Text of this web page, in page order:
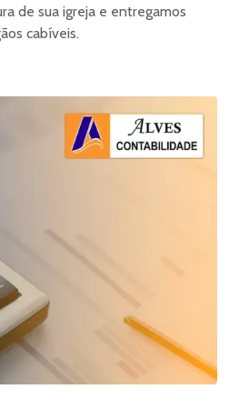
de sua igreja e entregamos
cabíveis.